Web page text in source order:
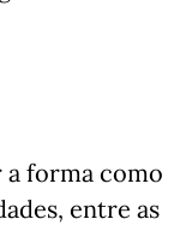
forma como
entre as